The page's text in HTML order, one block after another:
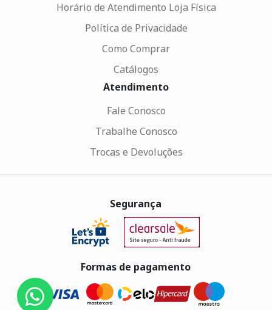
Horário de Atendimento Loja Física
Política de Privacidade
Como Comprar
Catálogos
Atendimento
Fale Conosco
Trabalhe Conosco
Trocas e Devoluções
Segurança
Formas de pagamento